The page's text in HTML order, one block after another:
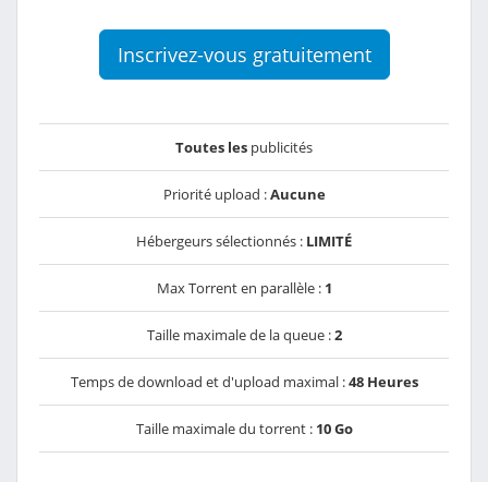
Inscrivez-vous gratuitement
Toutes les publicités
Priorité upload :Aucune
Hébergeurs sélectionnés : LIMITÉ
Max Torrent en parallèle : 1
Taille maximale de la queue :2
Temps de download et d'upload maximal :48 Heures
Taille maximale du torrent : 10 Go